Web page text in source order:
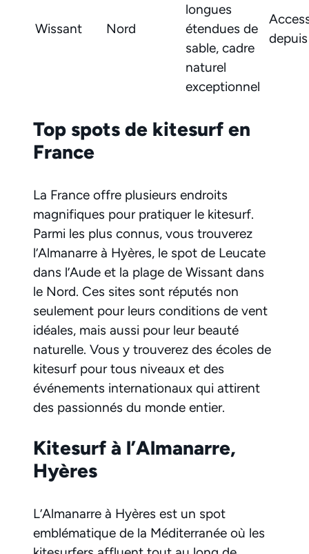
Wissant Nord
longues
étendues de
sable, cadre
naturel
exceptionnel
Top spots de kitesurf en
France
La France offre plusieurs endroits
magnifiques pour pratiquer le kitesurf.
Parmi les plus connus, vous trouverez
l’Almanarre à Hyères, le spot de Leucate
dans l’Aude et la plage de Wissant dans
le Nord. Ces sites sont réputés non
seulement pour leurs conditions de vent
idéales, mais aussi pour leur beauté
naturelle. Vous y trouverez des écoles de
kitesurf pour tous niveaux et des
événements internationaux qui attirent
des passionnés du monde entier.
Kitesurf à l’Almanarre,
Hyères
L’Almanarre à Hyères est un spot
emblématique de la Méditerranée où les